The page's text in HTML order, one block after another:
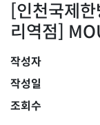
[인천국제
리역점]
작성자
작성일
조회수